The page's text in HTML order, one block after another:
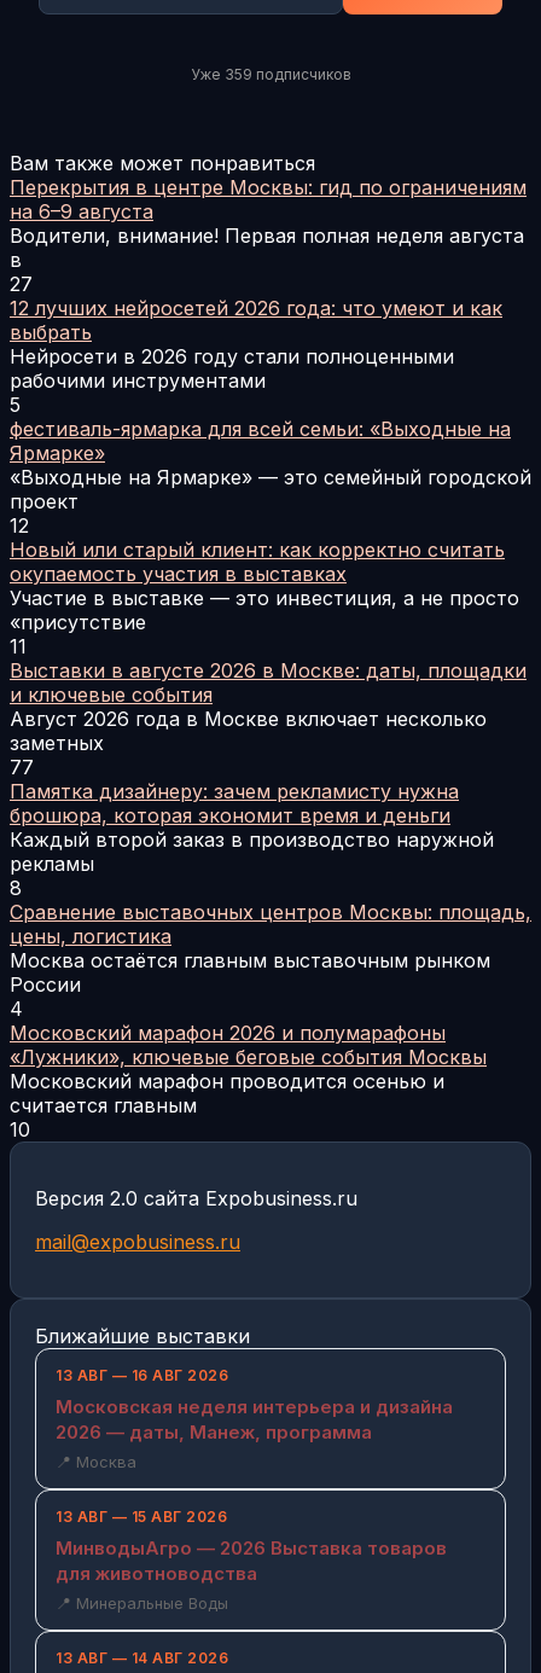
Уже 359 подписчиков
Вам также может понравиться
Перекрытия в центре Москвы: гид по ограничениям
на 6–9 августа
Водители, внимание! Первая полная неделя августа
в
27
12 лучших нейросетей 2026 года: что умеют и как
выбрать
Нейросети в 2026 году стали полноценными
рабочими инструментами
5
фестиваль-ярмарка для всей семьи: «Выходные на
Ярмарке»
«Выходные на Ярмарке» — это семейный городской
проект
12
Новый или старый клиент: как корректно считать
окупаемость участия в выставках
Участие в выставке — это инвестиция, а не просто
«присутствие
11
Выставки в августе 2026 в Москве: даты, площадки
и ключевые события
Август 2026 года в Москве включает несколько
заметных
77
Памятка дизайнеру: зачем рекламисту нужна
брошюра, которая экономит время и деньги
Каждый второй заказ в производство наружной
рекламы
8
Сравнение выставочных центров Москвы: площадь,
цены, логистика
Москва остаётся главным выставочным рынком
России
4
Московский марафон 2026 и полумарафоны
«Лужники», ключевые беговые события Москвы
Московский марафон проводится осенью и
считается главным
10
Версия 2.0 сайта Expobusiness.ru
mail@expobusiness.ru
Ближайшие выставки
13 АВГ — 16 АВГ 2026
Московская неделя интерьера и дизайна
2026 — даты, Манеж, программа
📍 Москва
13 АВГ — 15 АВГ 2026
МинводыАгро — 2026 Выставка товаров
для животноводства
📍 Минеральные Воды
13 АВГ — 14 АВГ 2026